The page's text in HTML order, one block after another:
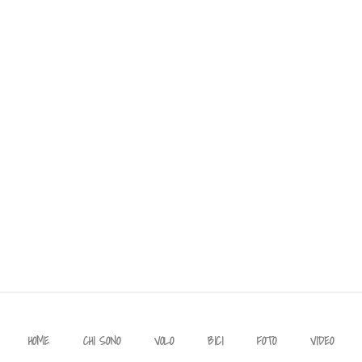
HOME CHI SONO VOLO BICI FOTO VIDEO